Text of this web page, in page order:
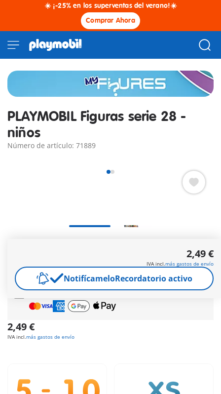
☀️ ¡-25% en los superventas del verano!☀️
Comprar Ahora
PLAYMOBIL Figuras serie 28 -
niños
Número de artículo: 71889
(Península y Baleares) |
(Canarias, Ceuta y Melilla)
Regalo gratisen pedidos desde30 €
Pago seguroy flexible
2,49 €
IVA incl.más gastos de envío
2,49 €
IVA incl.más gastos de envío
NotifícameloRecordatorio activo